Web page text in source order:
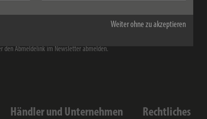
Weiter ohne zu akzeptieren
Dienstleistungen, Aktionen sowie exklusiven Inhalten erfolgt.
den Abmeldelink im Newsletter abmelden.
Händler und Unternehmen Rechtliches